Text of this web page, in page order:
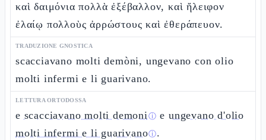
καὶ δαιμόνια πολλὰ ἐξέβαλλον, καὶ ἤλειφον
ἐλαίῳ πολλοὺς ἀρρώστους καὶ ἐθεράπευον.
TRADUZIONE GNOSTICA
scacciavano molti demòni, ungevano con olio
molti infermi e li guarivano.
LETTURA ORTODOSSA
e scacciavano molti demoniⓘ eungevano d'olio
molti infermi e li guarivanoⓘ.